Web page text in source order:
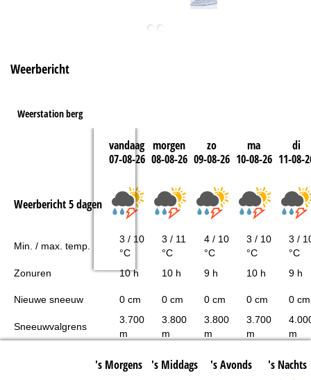
Weerbericht
Weerstation berg
vandaag
07-08-26
morgen
08-08-26
zo
09-08-26
ma
10-08-26
di
11-08-
Weerbericht 5 dagen
Min. / max. temp.
3 / 10
°C
3 / 11
°C
4 / 10
°C
3 / 10
°C
3 /
°C
Zonuren
10 h 10 h 9 h 10 h 9 h
Nieuwe sneeuw 0 cm 0 cm 0 cm 0 cm 0 cm
Sneeuwvalgrens
3.700
m
3.800
m
3.800
m
3.700
m
m
's Morgens 's Middags 's Avonds 's Nachts